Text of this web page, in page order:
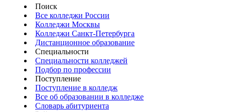
Поиск
Все колледжи России
Колледжи Москвы
Колледжи Санкт-Петербурга
Дистанционное образование
Специальности
Специальности колледжей
Подбор по профессии
Поступление
Поступление в колледж
Все об образовании в колледже
Словарь абитуриента